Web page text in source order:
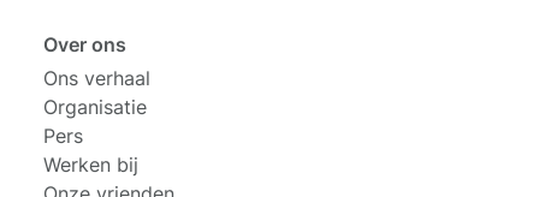
Over ons
Ons verhaal
Organisatie
Pers
Werken bij